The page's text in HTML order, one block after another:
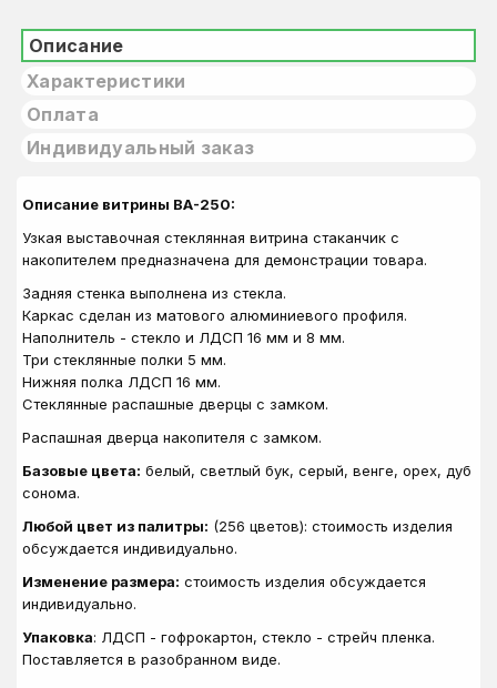
Описание
Характеристики
Оплата
Индивидуальный заказ
Описание витрины ВА-250:
Узкая выставочная стеклянная витрина стаканчик с
накопителем предназначена для демонстрации товара.
Задняя стенка выполнена из стекла.
Каркас сделан из матового алюминиевого профиля.
Наполнитель - стекло и ЛДСП 16 мм и 8 мм.
Три стеклянные полки 5 мм.
Нижняя полка ЛДСП 16 мм.
Стеклянные распашные дверцы с замком.
Распашная дверца накопителя с замком.
Базовые цвета: белый, светлый бук, серый, венге, орех, дуб
сонома.
Любой цвет из палитры: (256 цветов): стоимость изделия
обсуждается индивидуально.
Изменение размера: стоимость изделия обсуждается
индивидуально.
Упаковка: ЛДСП - гофрокартон, стекло - стрейч пленка.
Поставляется в разобранном виде.